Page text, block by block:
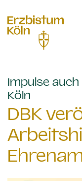
Impulse
Köln
DBK